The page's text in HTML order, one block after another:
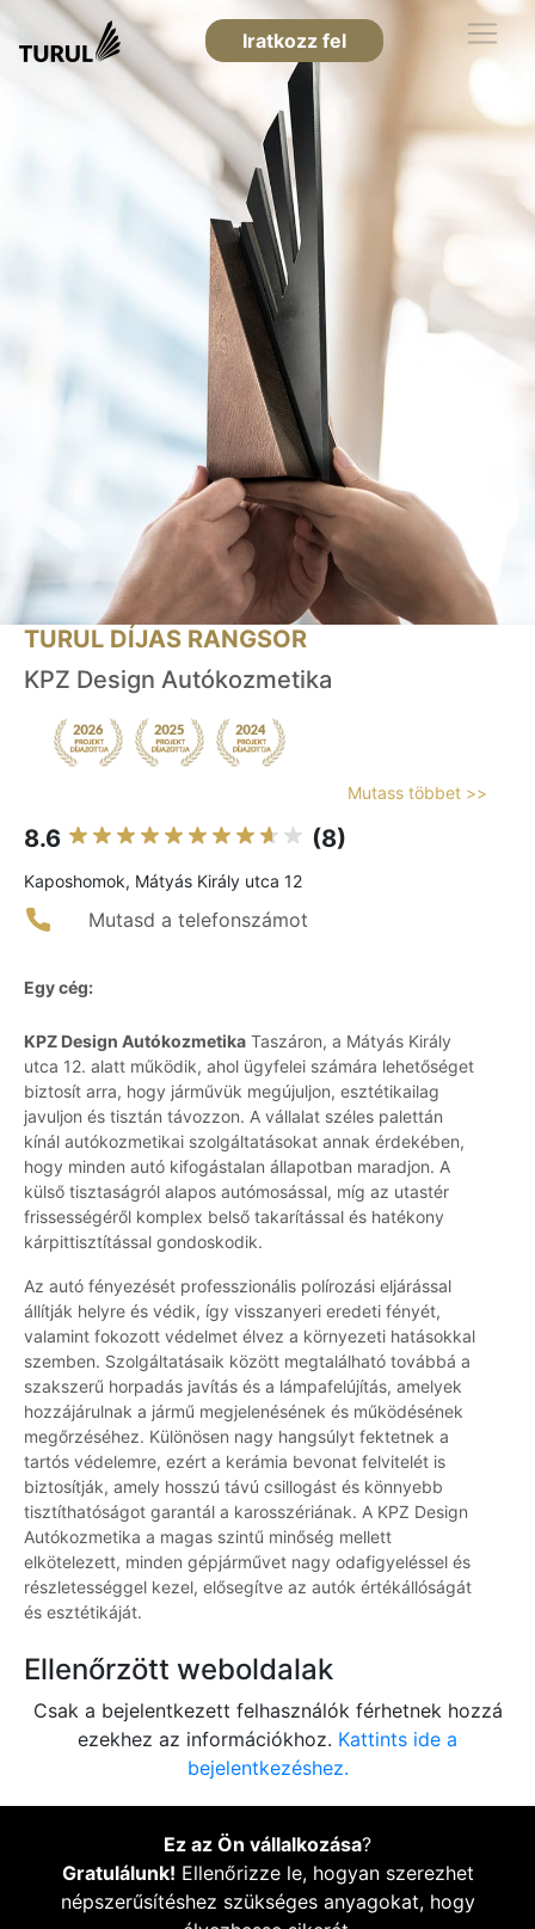
Iratkozz fel
TURUL DÍJAS RANGSOR
KPZ Design Autókozmetika
Mutass többet >>
8.6 (8)
Kaposhomok, Mátyás Király utca 12
Mutasd a telefonszámot
Egy cég:
KPZ Design Autókozmetika Taszáron, a Mátyás Király
utca 12. alatt működik, ahol ügyfelei számára lehetőséget
biztosít arra, hogy járművük megújuljon, esztétikailag
javuljon és tisztán távozzon. A vállalat széles palettán
kínál autókozmetikai szolgáltatásokat annak érdekében,
hogy minden autó kifogástalan állapotban maradjon. A
külső tisztaságról alapos autómosással, míg az utastér
frissességéről komplex belső takarítással és hatékony
kárpittisztítással gondoskodik.
Az autó fényezését professzionális polírozási eljárással
állítják helyre és védik, így visszanyeri eredeti fényét,
valamint fokozott védelmet élvez a környezeti hatásokkal
szemben. Szolgáltatásaik között megtalálható továbbá a
szakszerű horpadás javítás és a lámpafelújítás, amelyek
hozzájárulnak a jármű megjelenésének és működésének
megőrzéséhez. Különösen nagy hangsúlyt fektetnek a
tartós védelemre, ezért a kerámia bevonat felvitelét is
biztosítják, amely hosszú távú csillogást és könnyebb
tisztíthatóságot garantál a karosszériának. A KPZ Design
Autókozmetika a magas szintű minőség mellett
elkötelezett, minden gépjárművet nagy odafigyeléssel és
részletességgel kezel, elősegítve az autók értékállóságát
és esztétikáját.
Ellenőrzött weboldalak
Csak a bejelentkezett felhasználók férhetnek hozzá
ezekhez az információkhoz. Kattints ide a
bejelentkezéshez.
Ez az Ön vállalkozása?
Gratulálunk! Ellenőrizze le, hogyan szerezhet
népszerűsítéshez szükséges anyagokat, hogy